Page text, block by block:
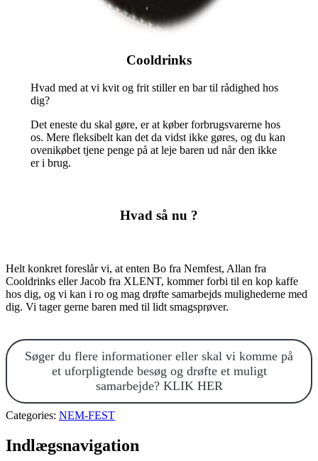
Cooldrinks
Hvad med at vi kvit og frit stiller en bar til rådighed hos
dig?
Det eneste du skal gøre, er at køber forbrugsvarerne hos
os. Mere fleksibelt kan det da vidst ikke gøres, og du kan
ovenikøbet tjene penge på at leje baren ud når den ikke
er i brug.
Hvad så nu ?
Helt konkret foreslår vi, at enten Bo fra Nemfest, Allan fra
Cooldrinks eller Jacob fra XLENT, kommer forbi til en kop kaffe
hos dig, og vi kan i ro og mag drøfte samarbejds mulighederne med
dig. Vi tager gerne baren med til lidt smagsprøver.
Søger du flere informationer eller skal vi komme på
et uforpligtende besøg og drøfte et muligt
samarbejde? KLIK HER
Categories: NEM-FEST
Indlægsnavigation